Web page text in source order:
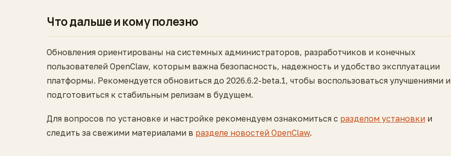
Что дальше и кому полезно
Обновления ориентированы на системных администраторов, разработчиков и конечных
пользователей OpenClaw, которым важна безопасность, надежность и удобство эксплуатации
платформы. Рекомендуется обновиться до 2026.6.2-beta.1, чтобы воспользоваться улучшениями и
подготовиться к стабильным релизам в будущем.
Для вопросов по установке и настройке рекомендуем ознакомиться с разделом установки и
следить за свежими материалами в разделе новостей OpenClaw.